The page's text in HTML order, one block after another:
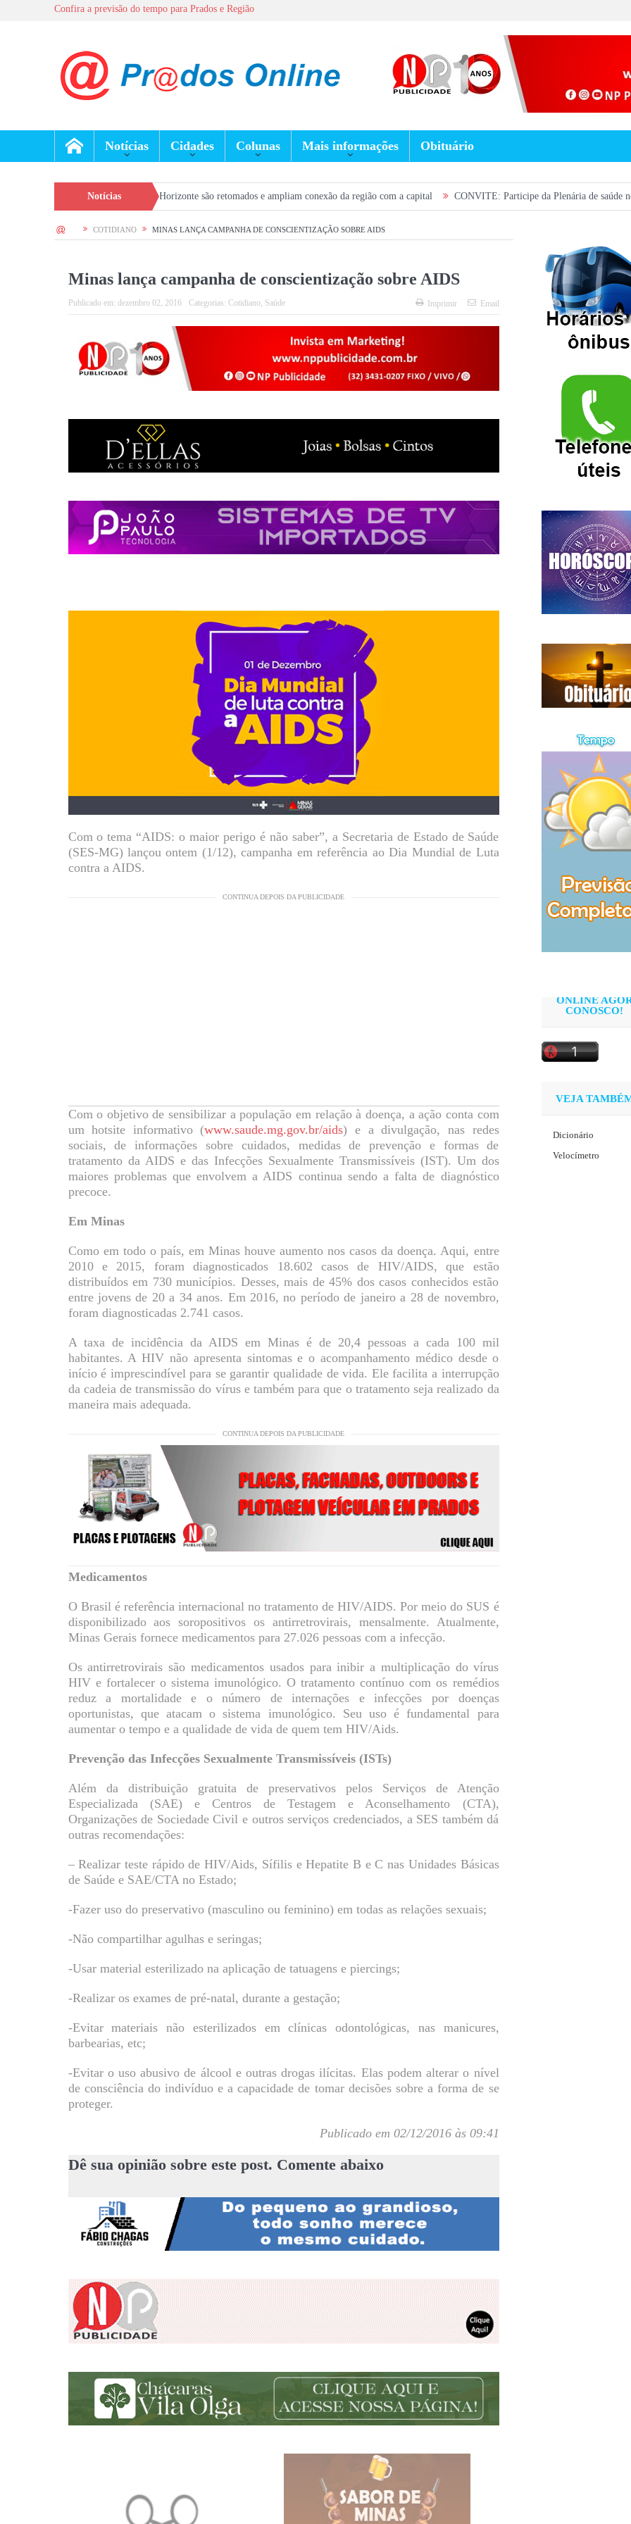
Confira a previsão do tempo para Prados e Região
Notícias Cidades Colunas Mais informações Obituário
Notícias
João del-Rei e Belo Horizonte são retomados e ampliam conexão da região com a capital CONVITE: Participe da Plenária de saúde no próximo
HOME COTIDIANO MINAS LANÇA CAMPANHA DE CONSCIENTIZAÇÃO SOBRE AIDS
Minas lança campanha de conscientização sobre AIDS
Publicado em: dezembro 02, 2016 Categorias: Cotidiano, Saúde Imprimir Email
Com o tema “AIDS: o maior perigo é não saber”, a Secretaria de Estado de Saúde
(SES-MG) lançou ontem (1/12), campanha em referência ao Dia Mundial de Luta
contra a AIDS.
CONTINUA DEPOIS DA PUBLICIDADE
Com o objetivo de sensibilizar a população em relação à doença, a ação conta com
um hotsite informativo (www.saude.mg.gov.br/aids) e a divulgação, nas redes
sociais, de informações sobre cuidados, medidas de prevenção e formas de
tratamento da AIDS e das Infecções Sexualmente Transmissíveis (IST). Um dos
maiores problemas que envolvem a AIDS continua sendo a falta de diagnóstico
precoce.
Em Minas
Como em todo o país, em Minas houve aumento nos casos da doença. Aqui, entre
2010 e 2015, foram diagnosticados 18.602 casos de HIV/AIDS, que estão
distribuídos em 730 municípios. Desses, mais de 45% dos casos conhecidos estão
entre jovens de 20 a 34 anos. Em 2016, no período de janeiro a 28 de novembro,
foram diagnosticadas 2.741 casos.
A taxa de incidência da AIDS em Minas é de 20,4 pessoas a cada 100 mil
habitantes. A HIV não apresenta sintomas e o acompanhamento médico desde o
início é imprescindível para se garantir qualidade de vida. Ele facilita a interrupção
da cadeia de transmissão do vírus e também para que o tratamento seja realizado da
maneira mais adequada.
CONTINUA DEPOIS DA PUBLICIDADE
Medicamentos
O Brasil é referência internacional no tratamento de HIV/AIDS. Por meio do SUS é
disponibilizado aos soropositivos os antirretrovirais, mensalmente. Atualmente,
Minas Gerais fornece medicamentos para 27.026 pessoas com a infecção.
Os antirretrovirais são medicamentos usados para inibir a multiplicação do vírus
HIV e fortalecer o sistema imunológico. O tratamento contínuo com os remédios
reduz a mortalidade e o número de internações e infecções por doenças
oportunistas, que atacam o sistema imunológico. Seu uso é fundamental para
aumentar o tempo e a qualidade de vida de quem tem HIV/Aids.
Prevenção das Infecções Sexualmente Transmissíveis (ISTs)
Além da distribuição gratuita de preservativos pelos Serviços de Atenção
Especializada (SAE) e Centros de Testagem e Aconselhamento (CTA),
Organizações de Sociedade Civil e outros serviços credenciados, a SES também dá
outras recomendações:
– Realizar teste rápido de HIV/Aids, Sífilis e Hepatite B e C nas Unidades Básicas
de Saúde e SAE/CTA no Estado;
-Fazer uso do preservativo (masculino ou feminino) em todas as relações sexuais;
-Não compartilhar agulhas e seringas;
-Usar material esterilizado na aplicação de tatuagens e piercings;
-Realizar os exames de pré-natal, durante a gestação;
-Evitar materiais não esterilizados em clínicas odontológicas, nas manicures,
barbearias, etc;
-Evitar o uso abusivo de álcool e outras drogas ilícitas. Elas podem alterar o nível
de consciência do indivíduo e a capacidade de tomar decisões sobre a forma de se
proteger.
Publicado em 02/12/2016 às 09:41
Dê sua opinião sobre este post. Comente abaixo
ONLINE
CONOSCO!
VEJA
Dicionário
Velocímetro